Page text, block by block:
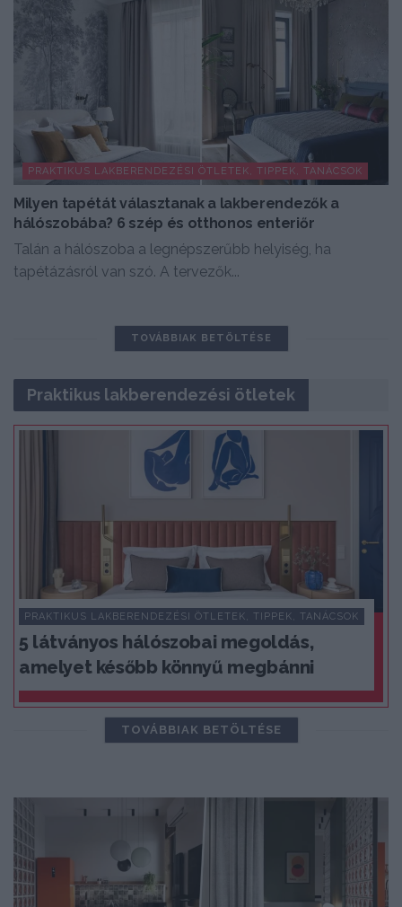
PRAKTIKUS LAKBERENDEZÉSI ÖTLETEK, TIPPEK, TANÁCSOK
Milyen tapétát választanak a lakberendezők a
hálószobába? 6 szép és otthonos enteriőr
Talán a hálószoba a legnépszerűbb helyiség, ha
tapétázásról van szó. A tervezők...
TOVÁBBIAK BETÖLTÉSE
Praktikus lakberendezési ötletek
PRAKTIKUS LAKBERENDEZÉSI ÖTLETEK, TIPPEK, TANÁCSOK
5 látványos hálószobai megoldás,
amelyet később könnyű megbánni
TOVÁBBIAK BETÖLTÉSE